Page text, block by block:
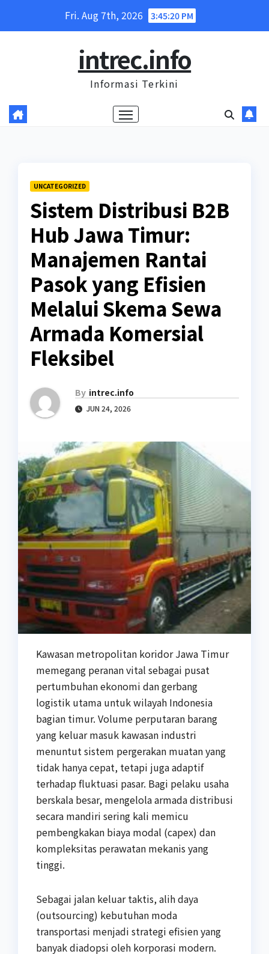
Fri. Aug 7th, 2026 3:45:21 PM
intrec.info
Informasi Terkini
UNCATEGORIZED
Sistem Distribusi B2B
Hub Jawa Timur:
Manajemen Rantai
Pasok yang Efisien
Melalui Skema Sewa
Armada Komersial
Fleksibel
By intrec.info
JUN 24, 2026
Kawasan metropolitan koridor Jawa Timur
memegang peranan vital sebagai pusat
pertumbuhan ekonomi dan gerbang
logistik utama untuk wilayah Indonesia
bagian timur. Volume perputaran barang
yang keluar masuk kawasan industri
menuntut sistem pergerakan muatan yang
tidak hanya cepat, tetapi juga adaptif
terhadap fluktuasi pasar. Bagi pelaku usaha
berskala besar, mengelola armada distribusi
secara mandiri sering kali memicu
pembengkakan biaya modal (capex) dan
kompleksitas perawatan mekanis yang
tinggi.
Sebagai jalan keluar taktis, alih daya
(outsourcing) kebutuhan moda
transportasi menjadi strategi efisien yang
banyak diadopsi oleh korporasi modern.